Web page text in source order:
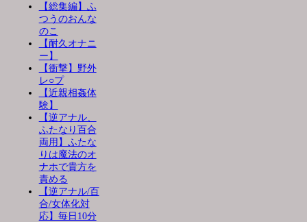
【総集編】ふ
つうのおんな
のこ
【耐久オナニ
ー】
【衝撃】野外
レ○プ
【近親相姦体
験】
【逆アナル、
ふたなり百合
両用】ふたな
りは魔法のオ
ナホで貴方を
責める
【逆アナル/百
合/女体化対
応】毎日10分